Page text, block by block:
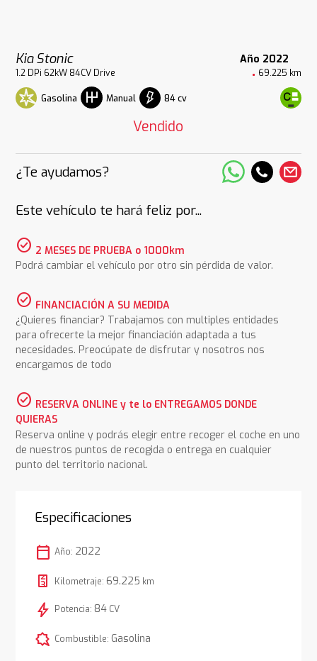
Kia Stonic Año 2022
1.2 DPi 62kW 84CV Drive 69.225 km
Gasolina Manual 84 cv
Vendido
¿Te ayudamos?
Este vehículo te hará feliz por...
check_circle 2 MESES DE PRUEBA o 1000km
Podrá cambiar el vehículo por otro sin pérdida de valor.
check_circle FINANCIACIÓN A SU MEDIDA
¿Quieres financiar? Trabajamos con multiples entidades
para ofrecerte la mejor financiación adaptada a tus
necesidades. Preocúpate de disfrutar y nosotros nos
encargamos de todo
check_circle RESERVA ONLINE y te lo ENTREGAMOS DONDE
QUIERAS
Reserva online y podrás elegir entre recoger el coche en uno
de nuestros puntos de recogida o entrega en cualquier
punto del territorio nacional.
Especificaciones
calendar_today Año: 2022
Kilometraje: 69.225 km
bolt Potencia: 84CV
comic_bubble Combustible: Gasolina